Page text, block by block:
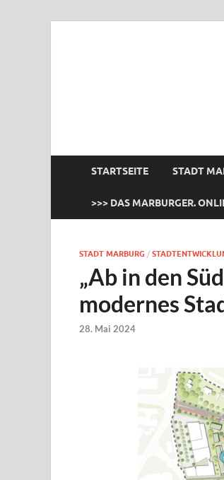
STARTSEITE STADT
>>> DAS MARBURGER.
STADT MARBURG /
„Ab in den
modernes
28. Mai 2024